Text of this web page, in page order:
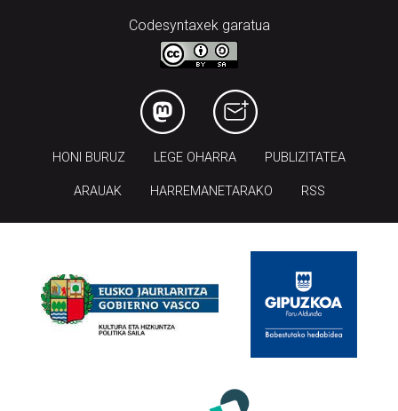
Codesyntaxek garatua
HONI BURUZ LEGE OHARRA PUBLIZITATEA
ARAUAK HARREMANETARAKO RSS